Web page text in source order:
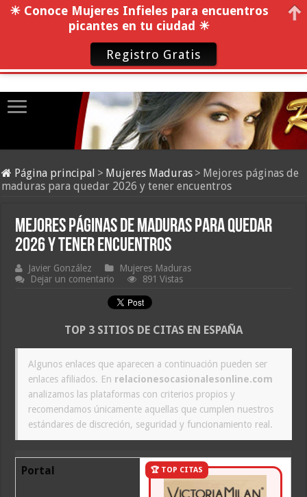
Página principal > Mujeres Maduras > Mejores páginas de
maduras para quedar 2026 y tener encuentros
Mejores páginas de maduras para quedar
2026 y tener encuentros
Javier González
Mujeres Maduras
Dejar un comentario
891 Vistas
TOP 3 SITIOS DE CITAS EN ESPAÑA
Algunos enlaces que aparecen a continuación pueden ser
enlaces afiliados. En relacionesocasionalesonline.com
analizamos las plataformas con criterios propios y
recomendamos únicamente aquellas que cumplen nuestros
estándares de discreción, seguridad y funcionamiento real.
Portal 🏆 TOP CITAS
☀ Conoce Mujeres Infieles para encuentros
picantes en tu ciudad ☀
Registro Gratis